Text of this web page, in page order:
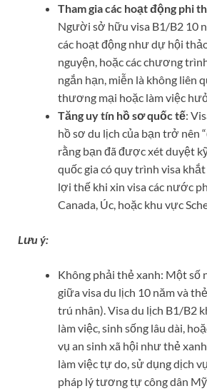
Tham gia các hoạt động phi
Người sở hữu visa B1/B2 10
các hoạt động như dự hội
nguyện, hoặc các chương
ngắn hạn, miễn là không liên
thương mại hoặc làm việc
Tăng uy tín hồ sơ quốc tế:
hồ sơ du lịch của bạn trở nên
rằng bạn đã được xét duyệt
quốc gia có quy trình visa
lợi thế khi xin visa các nước
Canada, Úc, hoặc khu vực
Lưu ý:
Không phải thẻ xanh: Một số
giữa visa du lịch 10 năm và
trú nhân). Visa du lịch B1/B2
làm việc, sinh sống lâu dài,
vụ an sinh xã hội như thẻ
làm việc tự do, sử dụng dịch
pháp lý tương tự công dân